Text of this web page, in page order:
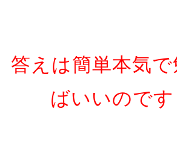
答えは簡単本気
ばいいのです